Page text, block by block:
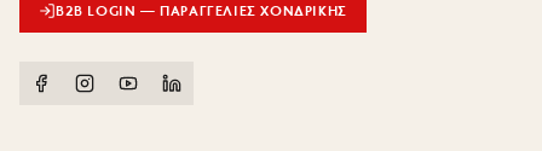
B2B LOGIN — ΠΑΡΑΓΓΕΛΊΕΣ ΧΟΝΔΡΙΚΉΣ